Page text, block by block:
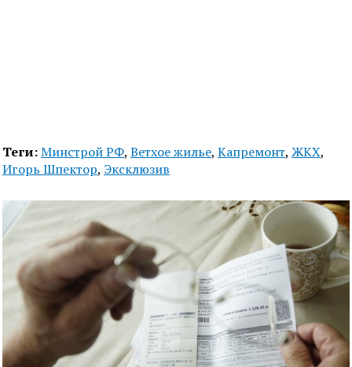
Теги:Минстрой РФ, Ветхое жилье, Капремонт, ЖКХ,
Игорь Шпектор, Эксклюзив